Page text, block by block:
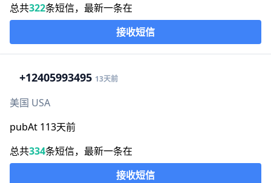
总共322条短信，最新一条在
接收短信
+12405993495 13天前
美国 USA
pubAt 113天前
总共334条短信，最新一条在
接收短信